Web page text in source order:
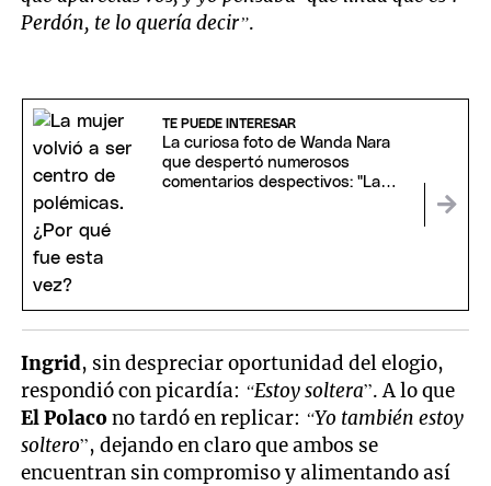
Perdón, te lo quería decir”.
TE PUEDE INTERESAR
La curiosa foto de Wanda Nara
que despertó numerosos
comentarios despectivos: "La
Ingrid, sin despreciar oportunidad del elogio,
respondió con picardía: “Estoy soltera”. A lo que
El Polacono tardó en replicar: “Yo también estoy
soltero”, dejando en claro que ambos se
encuentran sin compromiso y alimentando así